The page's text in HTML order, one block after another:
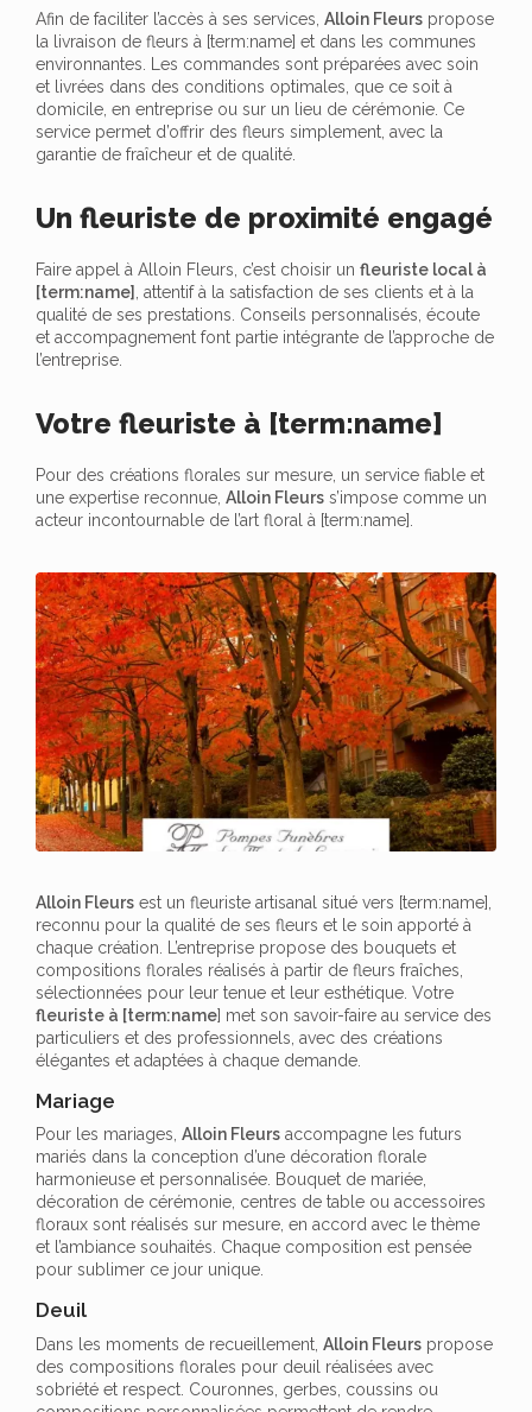
Afin de faciliter l’accès à ses services, Alloin Fleurs propose
la livraison de fleurs à [term:name] et dans les communes
environnantes. Les commandes sont préparées avec soin
et livrées dans des conditions optimales, que ce soit à
domicile, en entreprise ou sur un lieu de cérémonie. Ce
service permet d’offrir des fleurs simplement, avec la
garantie de fraîcheur et de qualité.
Un fleuriste de proximité engagé
Faire appel à Alloin Fleurs, c’est choisir un fleuriste local à
[term:name]
, attentif à la satisfaction de ses clients et à la
qualité de ses prestations. Conseils personnalisés, écoute
et accompagnement font partie intégrante de l’approche de
l’entreprise.
Votre fleuriste à [term:name]
Pour des créations florales sur mesure, un service fiable et
une expertise reconnue, Alloin Fleurs s’impose comme un
acteur incontournable de l’art floral à [term:name].
Alloin Fleurs est un fleuriste artisanal situé vers [term:name],
reconnu pour la qualité de ses fleurs et le soin apporté à
chaque création. L’entreprise propose des bouquets et
compositions florales réalisés à partir de fleurs fraîches,
sélectionnées pour leur tenue et leur esthétique. Votre
fleuriste à [term:name] met son savoir-faire au service des
particuliers et des professionnels, avec des créations
élégantes et adaptées à chaque demande.
Mariage
Pour les mariages, Alloin Fleurs accompagne les futurs
mariés dans la conception d’une décoration florale
harmonieuse et personnalisée. Bouquet de mariée,
décoration de cérémonie, centres de table ou accessoires
floraux sont réalisés sur mesure, en accord avec le thème
et l’ambiance souhaités. Chaque composition est pensée
pour sublimer ce jour unique.
Deuil
Dans les moments de recueillement, Alloin Fleurs propose
des compositions florales pour deuil réalisées avec
sobriété et respect. Couronnes, gerbes, coussins ou